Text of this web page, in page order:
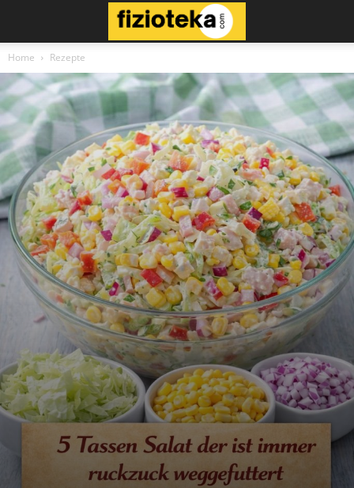
Home Rezepte